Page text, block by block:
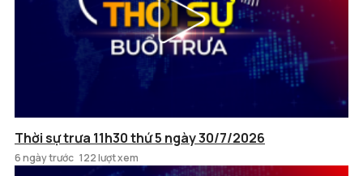
Thời sự trưa 11h30 thứ 5 ngày 30/7/2026
6 ngày trước 122 lượt xem